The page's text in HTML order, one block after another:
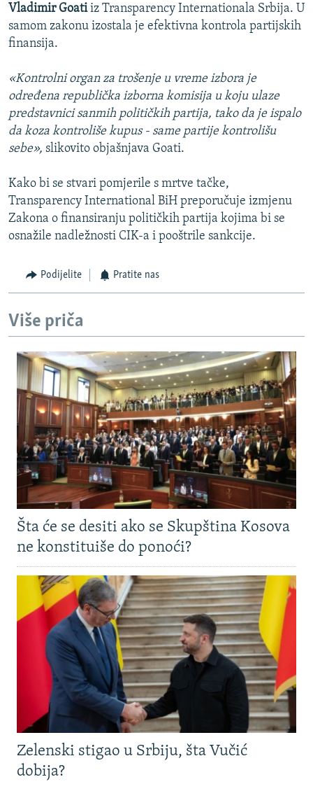
Vladimir Goatiiz Transparency Internationala Srbija. U
samom zakonu izostala je efektivna kontrola partijskih
finansija.
«Kontrolni organ za trošenje u vreme izbora je
određena republička izborna komisija u koju ulaze
predstavnici sanmih političkih partija, tako da je ispalo
da koza kontroliše kupus - same partije kontrolišu
sebe», slikovito objašnjava Goati.
Kako bi se stvari pomjerile s mrtve tačke,
Transparency International BiH preporučuje izmjenu
Zakona o finansiranju političkih partija kojima bi se
osnažile nadležnosti CIK-a i pooštrile sankcije.
Podijelite Pratite nas
Više priča
Šta će se desiti ako se Skupština Kosova
ne konstituiše do ponoći?
Zelenski stigao u Srbiju, šta Vučić
dobija?